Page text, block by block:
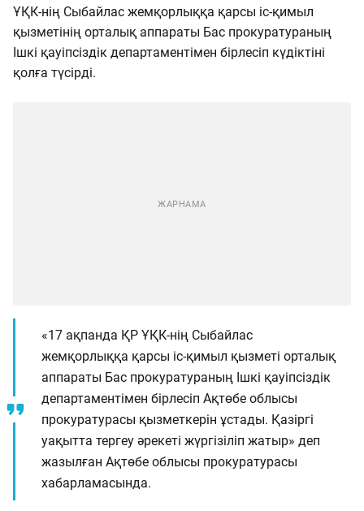
ҰҚК-нің Сыбайлас жемқорлыққа қарсы іс-қимыл
қызметінің орталық аппараты Бас прокуратураның
Ішкі қауіпсіздік департаментімен бірлесіп күдіктіні
қолға түсірді.
«17 ақпанда ҚР ҰҚК-нің Сыбайлас
жемқорлыққа қарсы іс-қимыл қызметі орталық
аппараты Бас прокуратураның Ішкі қауіпсіздік
департаментімен бірлесіп Ақтөбе облысы
прокуратурасы қызметкерін ұстады. Қазіргі
уақытта тергеу әрекеті жүргізіліп жатыр» деп
жазылған Ақтөбе облысы прокуратурасы
хабарламасында.